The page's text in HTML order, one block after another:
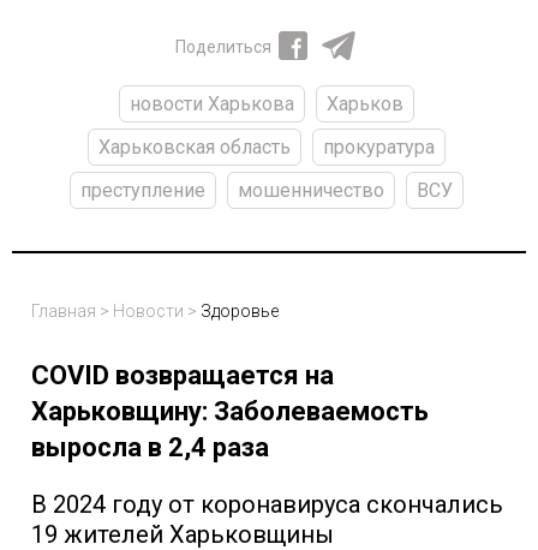
Поделиться
новости Харькова
Харьков
Харьковская область
прокуратура
преступление
мошенничество ВСУ
Главная > Новости > Здоровье
COVID возвращается на
Харьковщину: Заболеваемость
выросла в 2,4 раза
В 2024 году от коронавируса скончались
19 жителей Харьковщины